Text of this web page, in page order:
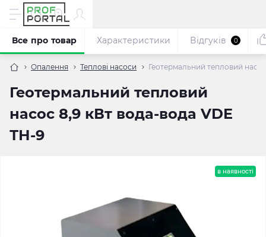
Опалення Теплові насоси Геотермальний тепловий
Геотермальний тепловий
насос 8,9 кВт вода-вода VDE
ТН-9
Все про товар Характеристики Відгуків 0
в наявності